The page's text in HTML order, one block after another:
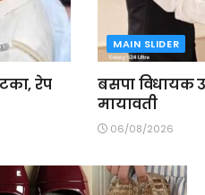
रेप
MAIN SLIDER
बसपा विधायक
मायावती
06/08/2026